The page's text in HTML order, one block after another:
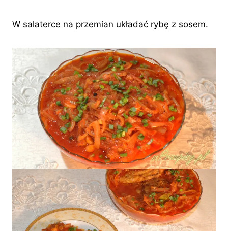
W salaterce na przemian układać rybę z sosem.